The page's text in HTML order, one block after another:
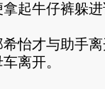
起牛仔裤躲
才与助手离
离开。